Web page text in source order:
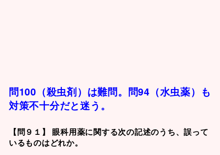
問100（殺虫剤）は難問。問94（水虫薬）も
対策不十分だと迷う。
【問９１】 眼科用薬に関する次の記述のうち、誤って
いるものはどれか。